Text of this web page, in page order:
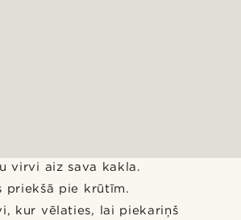
virvi aiz sava kakla.
priekšā pie krūtīm.
kur vēlaties, lai piekariņš